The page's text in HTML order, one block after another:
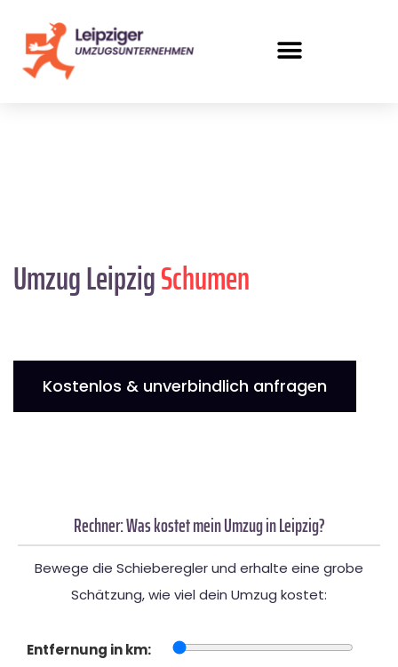
Umzug LeipzigSchumen
Kostenlos & unverbindlich anfragen
Rechner: Was kostet mein Umzug in Leipzig?
Bewege die Schieberegler und erhalte eine grobe
Schätzung, wie viel dein Umzug kostet:
Entfernung in km: